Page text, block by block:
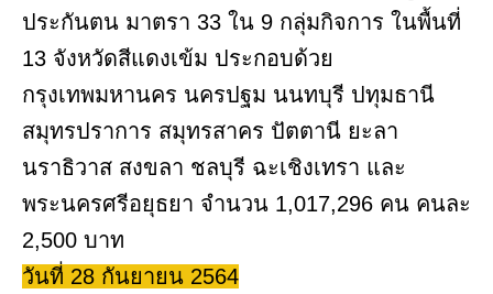
ประกันตน มาตรา 33 ใน 9 กลุ่มกิจการ ในพื้นที่
13 จังหวัดสีแดงเข้ม ประกอบด้วย
กรุงเทพมหานคร นครปฐม นนทบุรี ปทุมธานี
สมุทรปราการ สมุทรสาคร ปัตตานี ยะลา
นราธิวาส สงขลา ชลบุรี ฉะเชิงเทรา และ
พระนครศรีอยุธยา จำนวน 1,017,296 คน คนละ
2,500 บาท
วันที่ 28 กันยายน 2564